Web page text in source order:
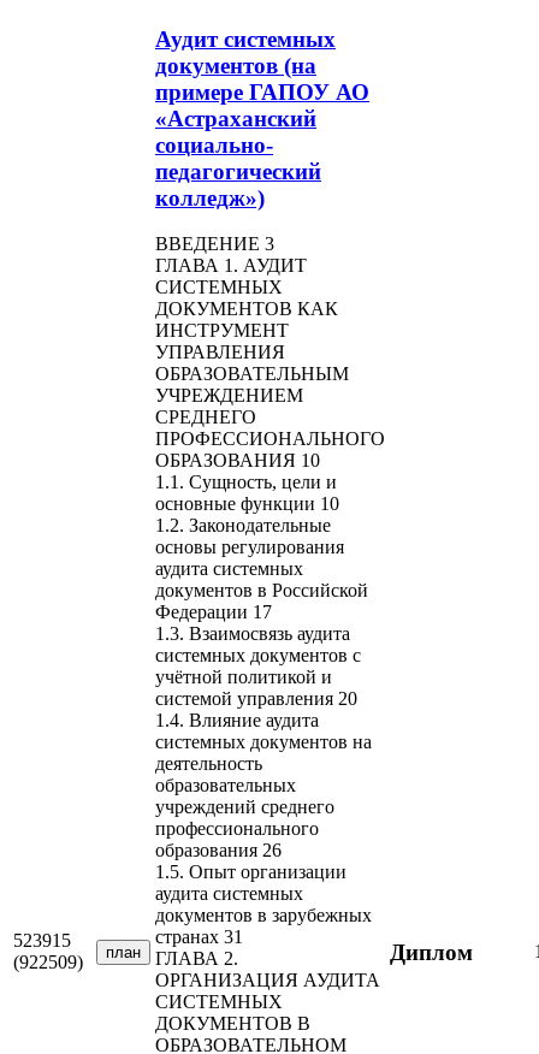
523915
(922509)
план
Аудит системных
документов (на
примере ГАПОУ АО
«Астраханский
социально-
педагогический
колледж»)
ВВЕДЕНИЕ 3
ГЛАВА 1. АУДИТ
СИСТЕМНЫХ
ДОКУМЕНТОВ КАК
ИНСТРУМЕНТ
УПРАВЛЕНИЯ
ОБРАЗОВАТЕЛЬНЫМ
УЧРЕЖДЕНИЕМ
СРЕДНЕГО
ПРОФЕССИОНАЛЬНОГО
ОБРАЗОВАНИЯ 10
1.1. Сущность, цели и
основные функции 10
1.2. Законодательные
основы регулирования
аудита системных
документов в Российской
Федерации 17
1.3. Взаимосвязь аудита
системных документов с
учётной политикой и
системой управления 20
1.4. Влияние аудита
системных документов на
деятельность
образовательных
учреждений среднего
профессионального
образования 26
1.5. Опыт организации
аудита системных
документов в зарубежных
странах 31
ГЛАВА 2.
ОРГАНИЗАЦИЯ АУДИТА
СИСТЕМНЫХ
ДОКУМЕНТОВ В
ОБРАЗОВАТЕЛЬНОМ
Диплом